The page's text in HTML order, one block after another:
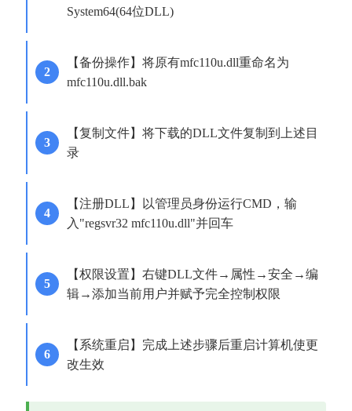
System64(64位DLL)
【备份操作】将原有mfc110u.dll重命名为
mfc110u.dll.bak
【复制文件】将下载的DLL文件复制到上述目
录
【注册DLL】以管理员身份运行CMD，输
入"regsvr32 mfc110u.dll"并回车
【权限设置】右键DLL文件→属性→安全→编
辑→添加当前用户并赋予完全控制权限
【系统重启】完成上述步骤后重启计算机使更
改生效